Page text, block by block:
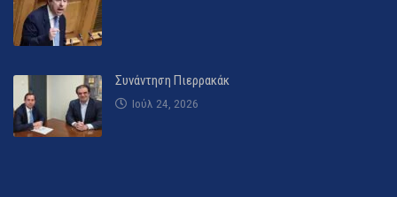
Συνάντηση Πιερρακάκ
Ιούλ 24, 2026